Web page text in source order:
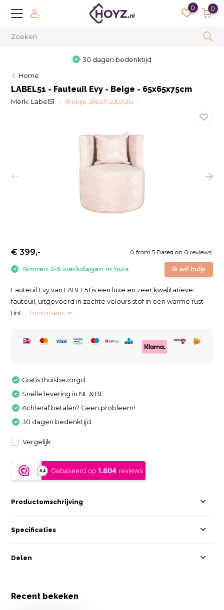
0 0
30 dagen bedenktijd
Home
LABEL51 - Fauteuil Evy - Beige - 65x65x75cm
Merk: Label51 Bekijk alles Fauteuils
0 from 5 Based on 0 reviews
Ik wil hulp
€ 399,-
Binnen 3-5 werkdagen in huis
Fauteuil Evy van LABEL51 is een luxe en zeer kwalitatieve
fauteuil, uitgevoerd in zachte velours stof in een warme rust
tint....Toon meer
Gratis thuisbezorgd
Snelle levering in NL & BE
Achteraf betalen? Geen probleem!
30 dagen bedenktijd
Vergelijk
Productomschrijving
Specificaties
Delen
Recent bekeken